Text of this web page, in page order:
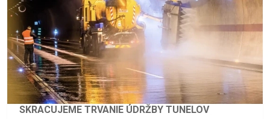
SKRACUJEME TRVANIE ÚDRŽBY TUNELOV